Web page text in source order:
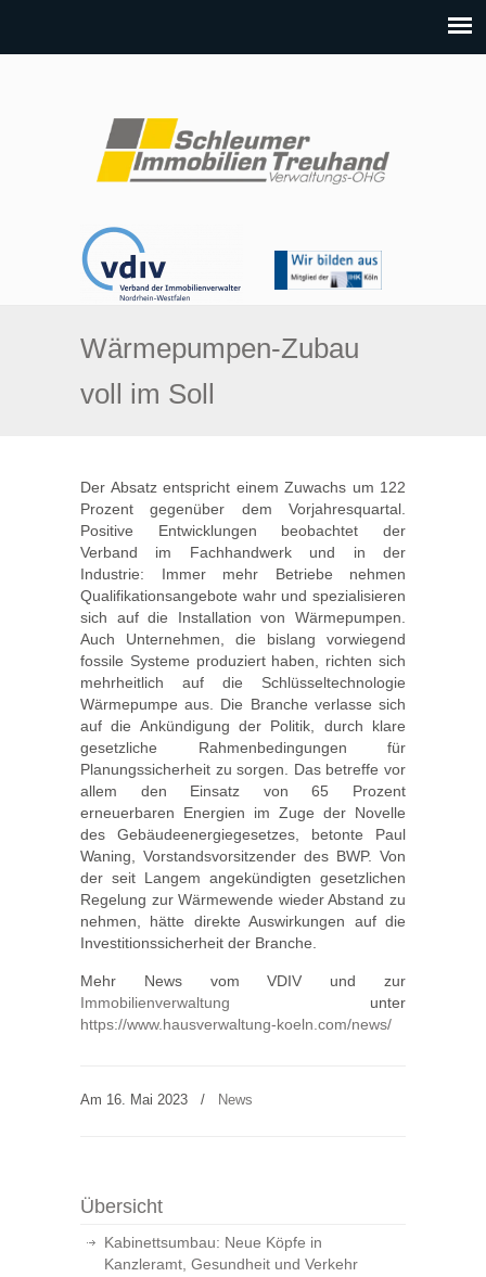
Wärmepumpen-Zubau
voll im Soll
Der Absatz entspricht einem Zuwachs um 122
Prozent gegenüber dem Vorjahresquartal.
Positive Entwicklungen beobachtet der
Verband im Fachhandwerk und in der
Industrie: Immer mehr Betriebe nehmen
Qualifikationsangebote wahr und spezialisieren
sich auf die Installation von Wärmepumpen.
Auch Unternehmen, die bislang vorwiegend
fossile Systeme produziert haben, richten sich
mehrheitlich auf die Schlüsseltechnologie
Wärmepumpe aus. Die Branche verlasse sich
auf die Ankündigung der Politik, durch klare
gesetzliche Rahmenbedingungen für
Planungssicherheit zu sorgen. Das betreffe vor
allem den Einsatz von 65 Prozent
erneuerbaren Energien im Zuge der Novelle
des Gebäudeenergiegesetzes, betonte Paul
Waning, Vorstandsvorsitzender des BWP. Von
der seit Langem angekündigten gesetzlichen
Regelung zur Wärmewende wieder Abstand zu
nehmen, hätte direkte Auswirkungen auf die
Investitionssicherheit der Branche.
Mehr News vom VDIV und zur
Immobilienverwaltung unter
https://www.hausverwaltung-koeln.com/news/
Am 16. Mai 2023 / News
Übersicht
Kabinettsumbau: Neue Köpfe in
Kanzleramt, Gesundheit und Verkehr